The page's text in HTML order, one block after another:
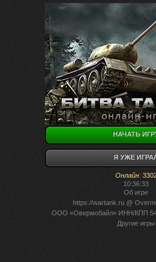
НАЧАТЬ
Я УЖЕ
Онлайн:
10:36:33
Об игре
https://wartank.ru@
ООО «Овермобайл» ИНН/КПП
Другие игры